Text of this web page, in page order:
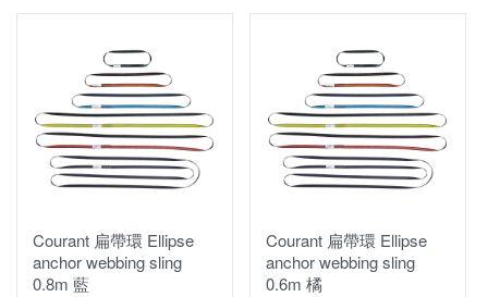
安全帶配件
繩梯/鋼絲梯
配件 工具
滑輪
短褲
排汗長褲
軟殼 刷毛 保暖長褲
兩件式防水長褲
涼鞋
中/高筒登山鞋
溯溪鞋
帽子,頭巾
圓盤帽
保暖帽
鈦製品
鈦瓶
登山背包(30-49L)
照明系列
Courant 扁帶環 Ellipse
anchor webbing sling
0.8m 藍
Courant 扁帶環 Ellipse
anchor webbing sling
0.6m 橘